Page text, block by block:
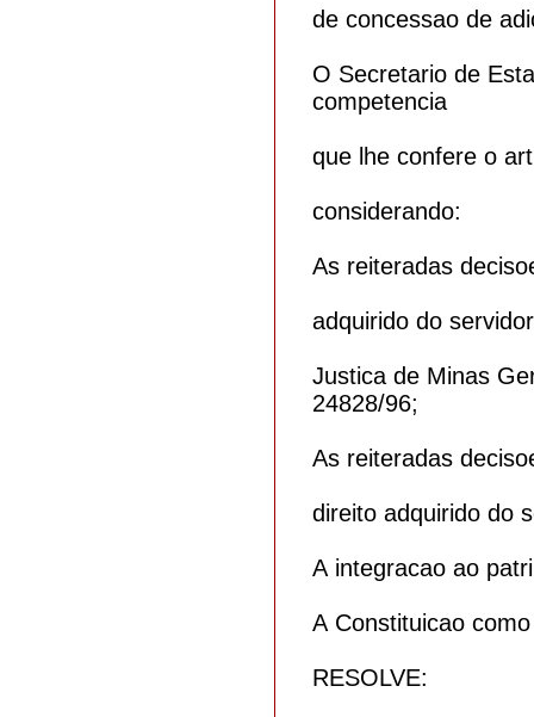
de concessao de
O Secretario de
competencia
que lhe confere o
considerando:
As reiteradas
adquirido do
Justica de Minas
24828/96;
As reiteradas
direito adquirido do
A integracao ao
A Constituicao
RESOLVE: